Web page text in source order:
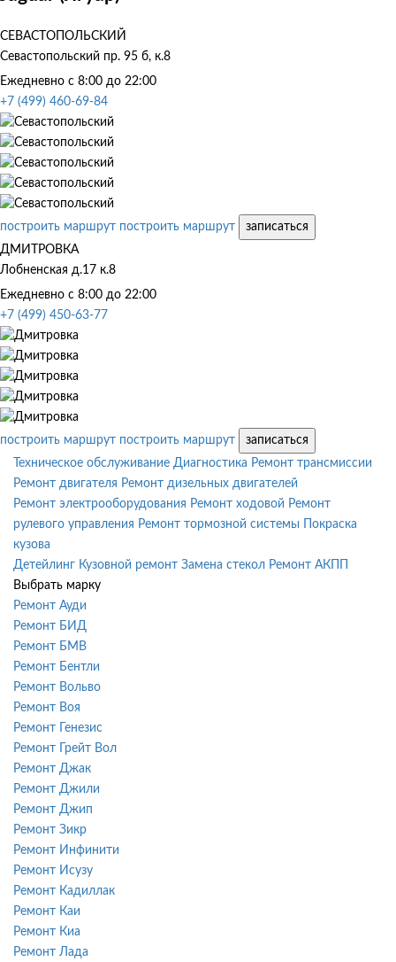
СЕВАСТОПОЛЬСКИЙ
Севастопольский пр. 95 б, к.8
Ежедневно с 8:00 до 22:00
+7 (499) 460-69-84
построить маршрут построить маршрут
записаться
ДМИТРОВКА
Лобненская д.17 к.8
Ежедневно с 8:00 до 22:00
+7 (499) 450-63-77
построить маршрут построить маршрут
записаться
Техническое обслуживание Диагностика Ремонт трансмиссии
Ремонт двигателя Ремонт дизельных двигателей
Ремонт электрооборудования Ремонт ходовой Ремонт
рулевого управления Ремонт тормозной системы
Покраска
кузова
Детейлинг Кузовной ремонт Замена стекол Ремонт АКПП
Выбрать марку
Ремонт Ауди
Ремонт БИД
Ремонт БМВ
Ремонт Бентли
Ремонт Вольво
Ремонт Воя
Ремонт Генезис
Ремонт Грейт Вол
Ремонт Джак
Ремонт Джили
Ремонт Джип
Ремонт Зикр
Ремонт Инфинити
Ремонт Исузу
Ремонт Кадиллак
Ремонт Каи
Ремонт Киа
Ремонт Лада